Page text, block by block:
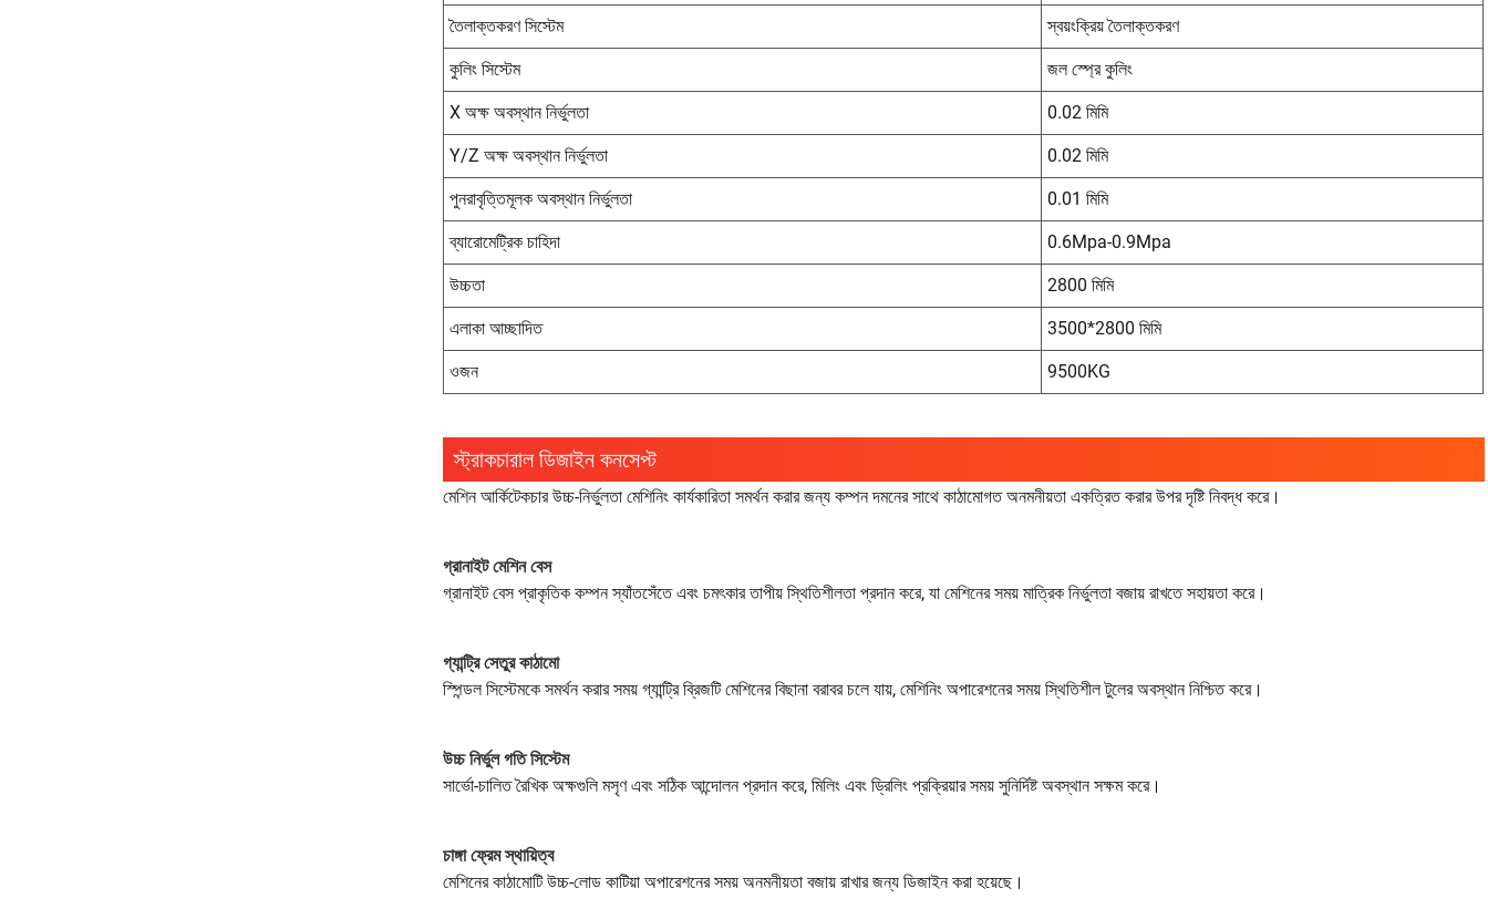
তৈলাক্তকরণ সিস্টেম স্বয়ংক্রিয় তৈলাক্তকরণ
কুলিং সিস্টেম জল স্প্রে কুলিং
X অক্ষ অবস্থান নির্ভুলতা 0.02 মিমি
Y/Z অক্ষ অবস্থান নির্ভুলতা 0.02 মিমি
পুনরাবৃত্তিমূলক অবস্থান নির্ভুলতা 0.01 মিমি
ব্যারোমেট্রিক চাহিদা 0.6Mpa-0.9Mpa
উচ্চতা 2800 মিমি
এলাকা আচ্ছাদিত 3500*2800 মিমি
ওজন 9500KG
স্ট্রাকচারাল ডিজাইন কনসেপ্ট
মেশিন আর্কিটেকচার উচ্চ-নির্ভুলতা মেশিনিং কার্যকারিতা সমর্থন করার জন্য কম্পন দমনের সাথে কাঠামোগত অনমনীয়তা একত্রিত করার উপর দৃষ্টি নিবদ্ধ করে।
গ্রানাইট মেশিন বেস
গ্রানাইট বেস প্রাকৃতিক কম্পন স্যাঁতসেঁতে এবং চমৎকার তাপীয় স্থিতিশীলতা প্রদান করে, যা মেশিনের সময় মাত্রিক নির্ভুলতা বজায় রাখতে সহায়তা করে।
গ্যান্ট্রি সেতুর কাঠামো
স্পিন্ডল সিস্টেমকে সমর্থন করার সময় গ্যান্ট্রি ব্রিজটি মেশিনের বিছানা বরাবর চলে যায়, মেশিনিং অপারেশনের সময় স্থিতিশীল টুলের অবস্থান নিশ্চিত করে।
উচ্চ নির্ভুল গতি সিস্টেম
সার্ভো-চালিত রৈখিক অক্ষগুলি মসৃণ এবং সঠিক আন্দোলন প্রদান করে, মিলিং এবং ড্রিলিং প্রক্রিয়ার সময় সুনির্দিষ্ট অবস্থান সক্ষম করে।
চাঙ্গা ফ্রেম স্থায়িত্ব
মেশিনের কাঠামোটি উচ্চ-লোড কাটিয়া অপারেশনের সময় অনমনীয়তা বজায় রাখার জন্য ডিজাইন করা হয়েছে।